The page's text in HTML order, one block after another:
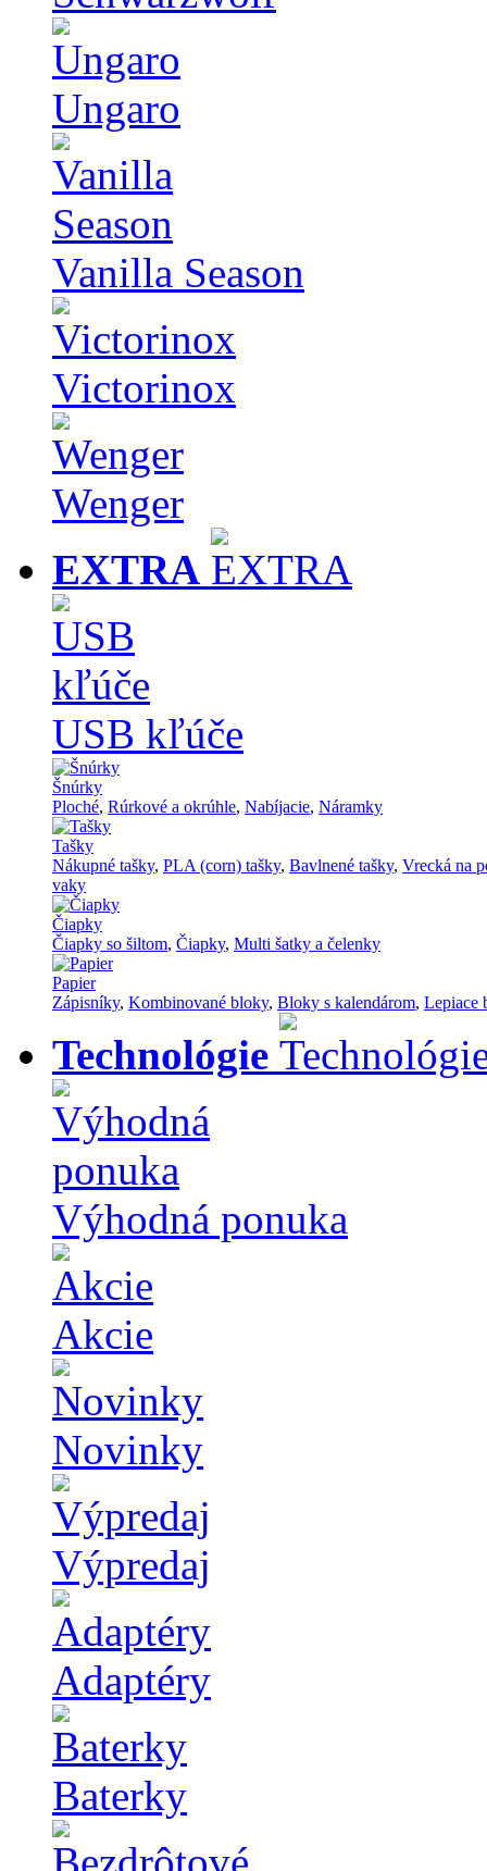
Ungaro
Vanilla Season
Victorinox
Wenger
EXTRA
USB kľúče
Šnúrky
Ploché, Rúrkové a okrúhle, Nabíjacie, Náramky
Tašky
Nákupné tašky, PLA (corn) tašky, Bavlnené tašky, Vrecká na
vaky
Čiapky
Čiapky so šiltom, Čiapky, Multi šatky a čelenky
Papier
Zápisníky, Kombinované bloky, Bloky s kalendárom, Lepiace
Technológie
Výhodná ponuka
Akcie
Novinky
Výpredaj
Adaptéry
Baterky